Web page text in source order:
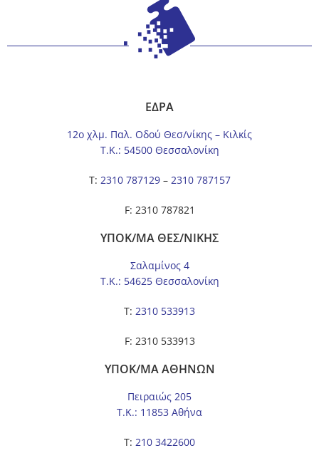
ΕΔΡΑ
12ο χλμ. Παλ. Οδού Θεσ/νίκης – Κιλκίς
Τ.Κ.: 54500 Θεσσαλονίκη
Τ: 2310 787129– 2310 787157
F: 2310 787821
ΥΠΟΚ/ΜΑ ΘΕΣ/ΝΙΚΗΣ
Σαλαμίνος 4
Τ.Κ.: 54625 Θεσσαλονίκη
Τ: 2310 533913
F: 2310 533913
ΥΠΟΚ/ΜΑ ΑΘΗΝΩΝ
Πειραιώς 205
Τ.Κ.: 11853 Αθήνα
Τ: 210 3422600